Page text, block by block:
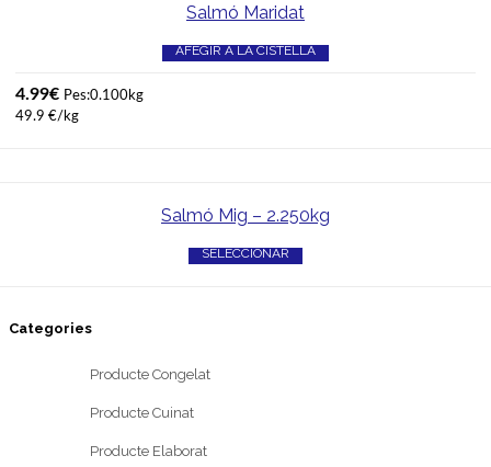
Salmó Maridat
AFEGIR A LA CISTELLA
4.99€ Pes:0.100kg
49.9 €/kg
Salmó Mig – 2.250kg
SELECCIONAR
Categories
Producte Congelat
Producte Cuinat
Producte Elaborat